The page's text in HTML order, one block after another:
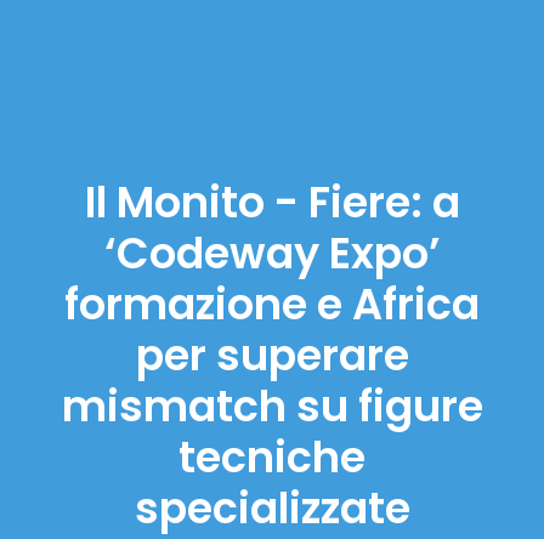
Il Monito - Fiere: a
‘Codeway Expo’
formazione e Africa
per superare
mismatch su figure
tecniche
specializzate